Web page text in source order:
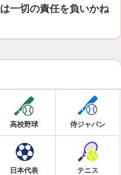
一切の責任を負いかね
高校野球 侍ジャパン
日本代表 テニス